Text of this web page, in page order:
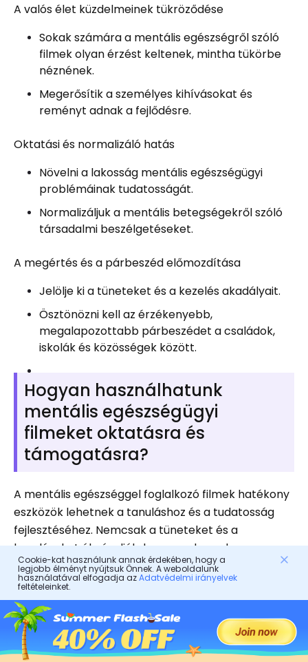
A valós élet küzdelmeinek tükröződése
Sokak számára a mentális egészségről szóló
filmek olyan érzést keltenek, mintha tükörbe
néznének.
Megerősítik a személyes kihívásokat és
reményt adnak a fejlődésre.
Oktatási és normalizáló hatás
Növelni a lakosság mentális egészségügyi
problémáinak tudatosságát.
Normalizáljuk a mentális betegségekről szóló
társadalmi beszélgetéseket.
A megértés és a párbeszéd előmozdítása
Jelölje ki a tüneteket és a kezelés akadályait.
Ösztönözni kell az érzékenyebb,
megalapozottabb párbeszédet a családok,
iskolák és közösségek között.
Hogyan használhatunk
mentális egészségügyi
filmeket oktatásra és
támogatásra?
A mentális egészséggel foglalkozó filmek hatékony
eszközök lehetnek a tanuláshoz és a tudatosság
fejlesztéséhez. Nemcsak a tüneteket és a
kezeléseket ábrázolják, hanem a komplex
rendellenességek megértését is megkönnyítik. A
gyerekekkel együtt nézve ezek a filmek nyílt
beszélgetéseket ösztönöznek az érzelmekről, a
megküzdésről és a jóllétről – különösen, ha olyan
eszközökkel párosulnak, amelyek biztonságos,
korosztálynak megfelelő tartalmat biztosítanak.
Cookie-kat használunk annak érdekében, hogy a
legjobb élményt nyújtsuk Önnek. A weboldalunk
használatával elfogadja azAdatvédelmi irányelvek
feltételeinket.